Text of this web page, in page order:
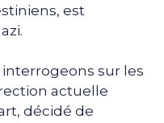
est
sur les
actuelle
décidé de